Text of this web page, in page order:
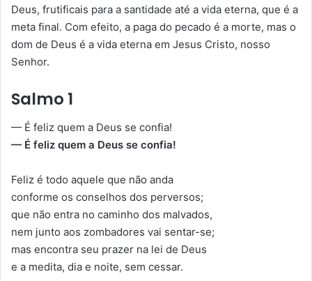
Deus, frutificais para a santidade até a vida eterna, que é a
meta final. Com efeito, a paga do pecado é a morte, mas o
dom de Deus é a vida eterna em Jesus Cristo, nosso
Senhor.
Salmo 1
— É feliz quem a Deus se confia!
— É feliz quem a Deus se confia!
Feliz é todo aquele que não anda
conforme os conselhos dos perversos;
que não entra no caminho dos malvados,
nem junto aos zombadores vai sentar-se;
mas encontra seu prazer na lei de Deus
e a medita, dia e noite, sem cessar.